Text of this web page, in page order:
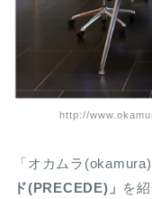
http://
「オカムラ
ド(PRECEDE)」 を